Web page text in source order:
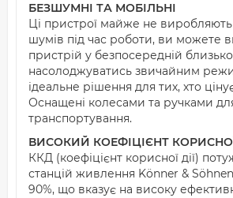
БЕЗШУМНІ ТА МОБІЛЬНІ
Ці пристрої майже не виробляють
шумів під час роботи, ви можете
пристрій у безпосередній
насолоджуватись звичайним
ідеальне рішення для тих, хто
Оснащені колесами та ручками
транспортування.
ВИСОКИЙ КОЕФІЦІЄНТ КОРИСНОЇ
ККД (коефіцієнт корисної дії)
станцій живлення Könner &
90%, що вказує на високу